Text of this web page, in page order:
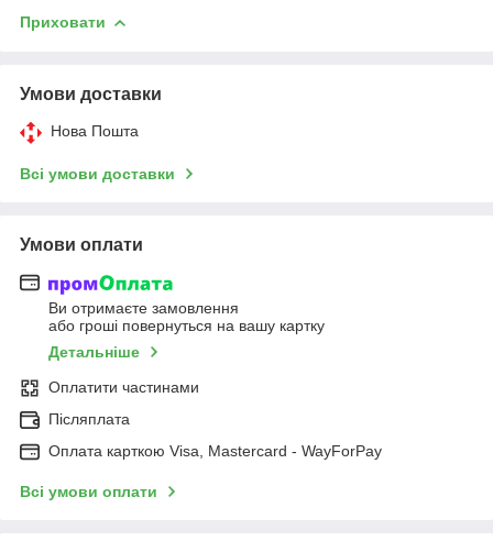
Приховати
Умови доставки
Нова Пошта
Всі умови доставки
Умови оплати
Ви отримаєте замовлення
або гроші повернуться на вашу картку
Детальніше
Оплатити частинами
Післяплата
Оплата карткою Visa, Mastercard - WayForPay
Всі умови оплати